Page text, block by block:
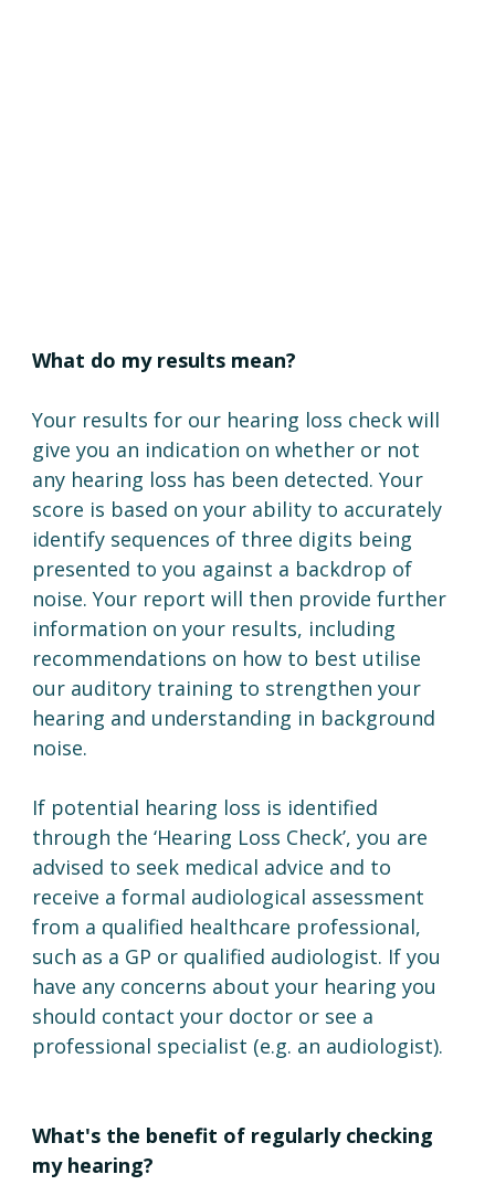
What do my results mean?
Your results for our hearing loss check will
give you an indication on whether or not
any hearing loss has been detected. Your
score is based on your ability to accurately
identify sequences of three digits being
presented to you against a backdrop of
noise. Your report will then provide further
information on your results, including
recommendations on how to best utilise
our auditory training to strengthen your
hearing and understanding in background
noise.
If potential hearing loss is identified
through the ‘Hearing Loss Check’, you are
advised to seek medical advice and to
receive a formal audiological assessment
from a qualified healthcare professional,
such as a GP or qualified audiologist. If you
have any concerns about your hearing you
should contact your doctor or see a
professional specialist (e.g. an audiologist).
What's the benefit of regularly checking
my hearing?